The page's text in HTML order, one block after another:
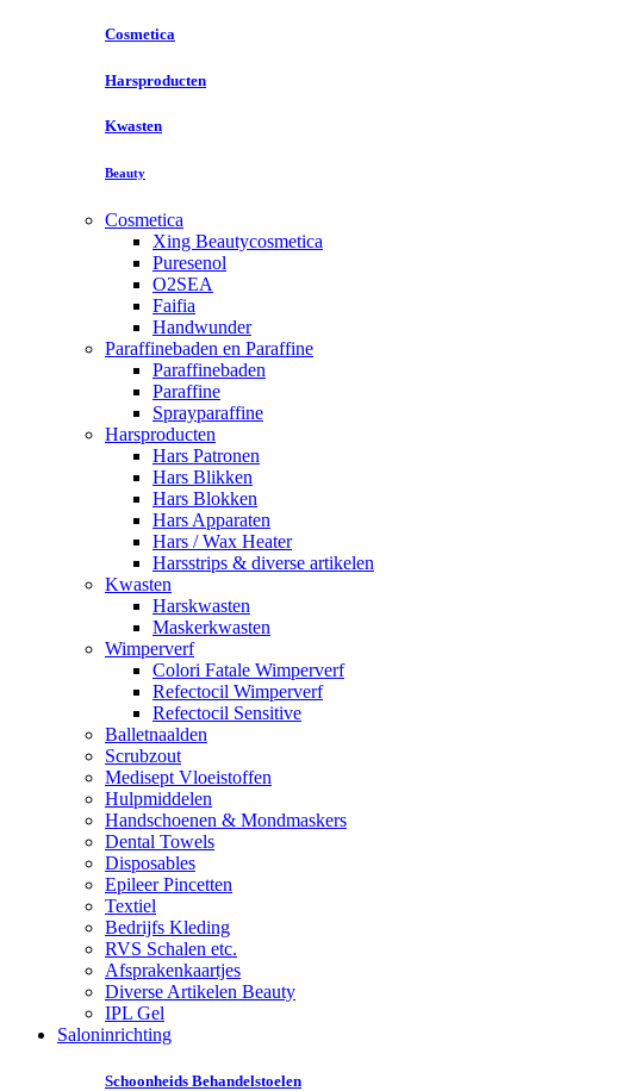
Cosmetica
Harsproducten
Kwasten
Beauty
Cosmetica
Xing Beautycosmetica
Puresenol
O2SEA
Faifia
Handwunder
Paraffinebaden en Paraffine
Paraffinebaden
Paraffine
Sprayparaffine
Harsproducten
Hars Patronen
Hars Blikken
Hars Blokken
Hars Apparaten
Hars / Wax Heater
Harsstrips & diverse artikelen
Kwasten
Harskwasten
Maskerkwasten
Wimperverf
Colori Fatale Wimperverf
Refectocil Wimperverf
Refectocil Sensitive
Balletnaalden
Scrubzout
Medisept Vloeistoffen
Hulpmiddelen
Handschoenen & Mondmaskers
Dental Towels
Disposables
Epileer Pincetten
Textiel
Bedrijfs Kleding
RVS Schalen etc.
Afsprakenkaartjes
Diverse Artikelen Beauty
IPL Gel
Saloninrichting
Schoonheids Behandelstoelen